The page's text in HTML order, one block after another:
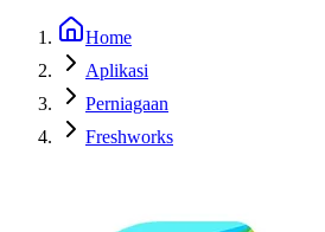
Home
Aplikasi
Perniagaan
Freshworks